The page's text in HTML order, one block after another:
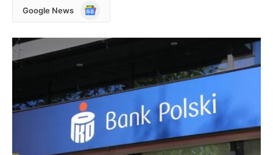
Google News
Google